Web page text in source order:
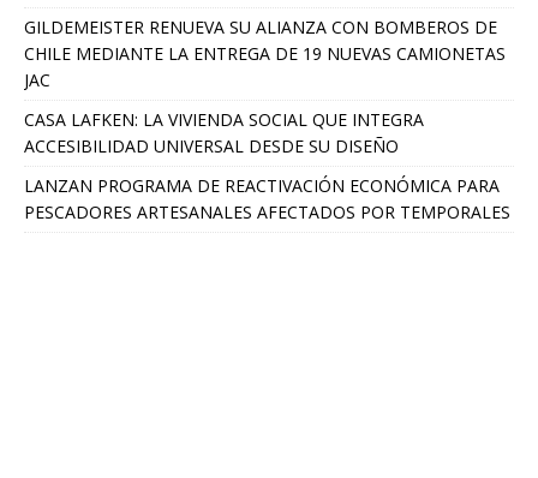
GILDEMEISTER RENUEVA SU ALIANZA CON BOMBEROS DE
CHILE MEDIANTE LA ENTREGA DE 19 NUEVAS CAMIONETAS
JAC
CASA LAFKEN: LA VIVIENDA SOCIAL QUE INTEGRA
ACCESIBILIDAD UNIVERSAL DESDE SU DISEÑO
LANZAN PROGRAMA DE REACTIVACIÓN ECONÓMICA PARA
PESCADORES ARTESANALES AFECTADOS POR TEMPORALES